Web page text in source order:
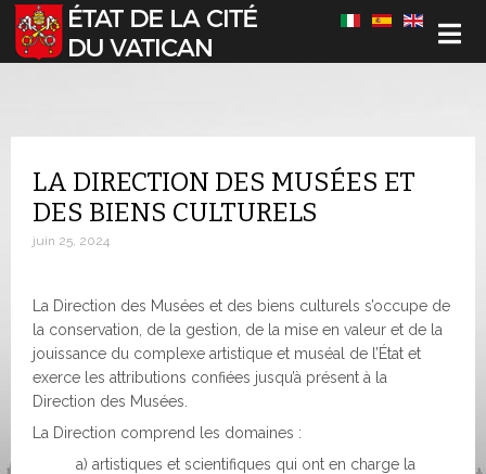
Sélectionnez votre langue
LA DIRECTION DES MUSÉES ET
DES BIENS CULTURELS
juin 25, 2024
La Direction des Musées et des biens culturels s’occupe de
la conservation, de la gestion, de la mise en valeur et de la
jouissance du complexe artistique et muséal de l’État et
exerce les attributions confiées jusqu’à présent à la
Direction des Musées.
La Direction comprend les domaines :
a) artistiques et scientifiques qui ont en charge la